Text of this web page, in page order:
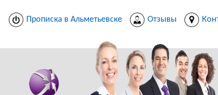
Прописка в Альметьевске Отзывы